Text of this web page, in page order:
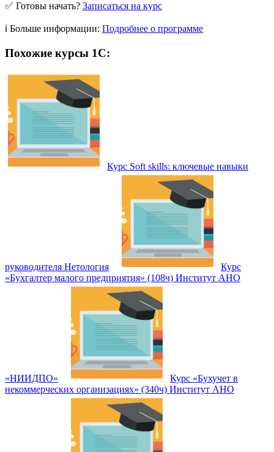
✅ Готовы начать? Записаться на курс
ℹ️ Больше информации: Подробнее о программе
Похожие курсы 1С:
Курс Soft skills: ключевые навыки
руководителя Нетология
Курс
«Бухгалтер малого предприятия» (108ч) Институт АНО
«НИИДПО»
Курс «Бухучет в
некоммерческих организациях» (340ч) Институт АНО